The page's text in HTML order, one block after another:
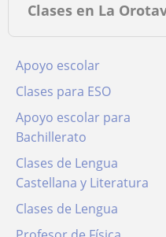
Clases en La
Apoyo escolar
Clases para ESO
Apoyo escolar para
Bachillerato
Clases de Lengua
Castellana y Literatura
Clases de Lengua